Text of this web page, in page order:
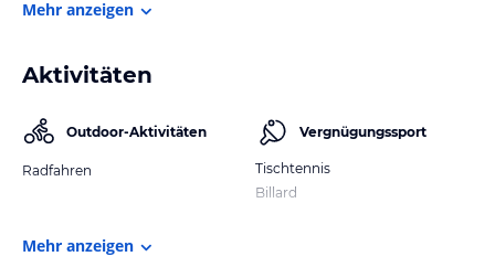
Mehr anzeigen
Aktivitäten
Outdoor-Aktivitäten
Radfahren
Vergnügungssport
Tischtennis
Billard
Mehr anzeigen